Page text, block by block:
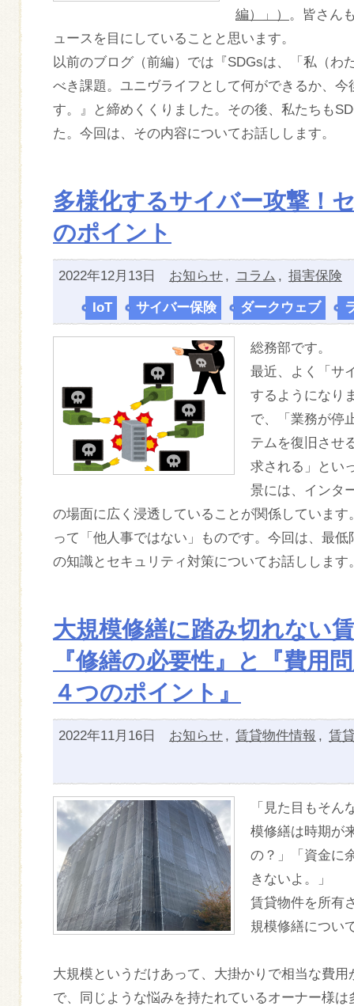
編）」） 。皆さん
ュースを目にしていることと思います。
以前のブログ（前編）では『SDGsは、「私（わ
べき課題。ユニヴライフとして何ができるか、
す。』と締めくくりました。その後、私たちも
た。今回は、その内容についてお話しします。
多様化するサイバー攻撃！
のポイント
2022年12月13日 お知らせ , コラム , 損害保険
IoT サイバー保険 ダークウェブ
総務部です。
最近、よく「サ
するようになり
で、「業務が停
テムを復旧させ
求される」とい
景には、インタ
の場面に広く浸透していることが関係していま
って「他人事ではない」ものです。今回は、最
の知識とセキュリティ対策についてお話しします
大規模修繕に踏み切れない
『修繕の必要性』と『費用
４つのポイント』
2022年11月16日 お知らせ , 賃貸物件情報 , 賃
「見た目もそ
模修繕は時期が
の？」「資金に
きないよ。」
賃貸物件を所有
規模修繕につい
大規模というだけあって、大掛かりで相当な費
で、同じような悩みを持たれているオーナー様